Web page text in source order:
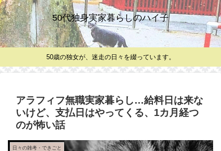
50代独身実家暮らしのハイ子
50歳の独女が、迷走の日々を綴っています。
アラフィフ無職実家暮らし…給料日は来な
いけど、支払日はやってくる、1カ月経つ
のが怖い話
日々の雑考・できごと